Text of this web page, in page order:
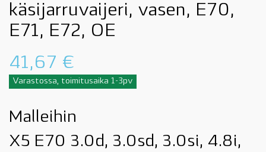
käsijarruvaijeri, vasen, E70,
E71, E72, OE
41,67 €
Varastossa, toimitusaika 1-3pv
Malleihin
X5 E70 3.0d, 3.0sd, 3.0si, 4.8i,